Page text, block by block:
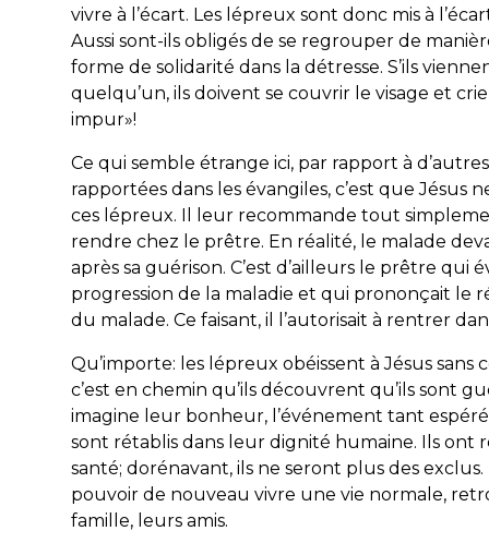
vivre à l’écart. Les lépreux sont donc mis à
Aussi sont-ils obligés de se regrouper de
forme de solidarité dans la détresse. S’ils
quelqu’un, ils doivent se couvrir le visage et
impur»!
Ce qui semble étrange ici, par rapport à
rapportées dans les évangiles, c’est que Jésus
ces lépreux. Il leur recommande tout
rendre chez le prêtre. En réalité, le malade
après sa guérison. C’est d’ailleurs le prêtre qui
progression de la maladie et qui prononçait le
du malade. Ce faisant, il l’autorisait à rentrer
Qu’importe: les lépreux obéissent à Jésus sans
c’est en chemin qu’ils découvrent qu’ils sont
imagine leur bonheur, l’événement tant espéré
sont rétablis dans leur dignité humaine. Ils ont
santé; dorénavant, ils ne seront plus des exclus.
pouvoir de nouveau vivre une vie normale,
famille, leurs amis.